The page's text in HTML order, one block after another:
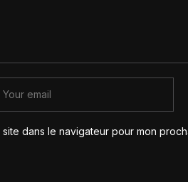
dans le navigateur pour mon